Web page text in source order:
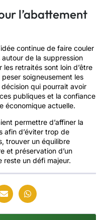
l’abattement
continue de faire couler
de la suppression
retraités sont loin d’être
soigneusement les
qui pourrait avoir
publiques et la confiance
économique actuelle.
permettre d’affiner la
afin d’éviter trop de
trouver un équilibre
et préservation d’un
reste un défi majeur.